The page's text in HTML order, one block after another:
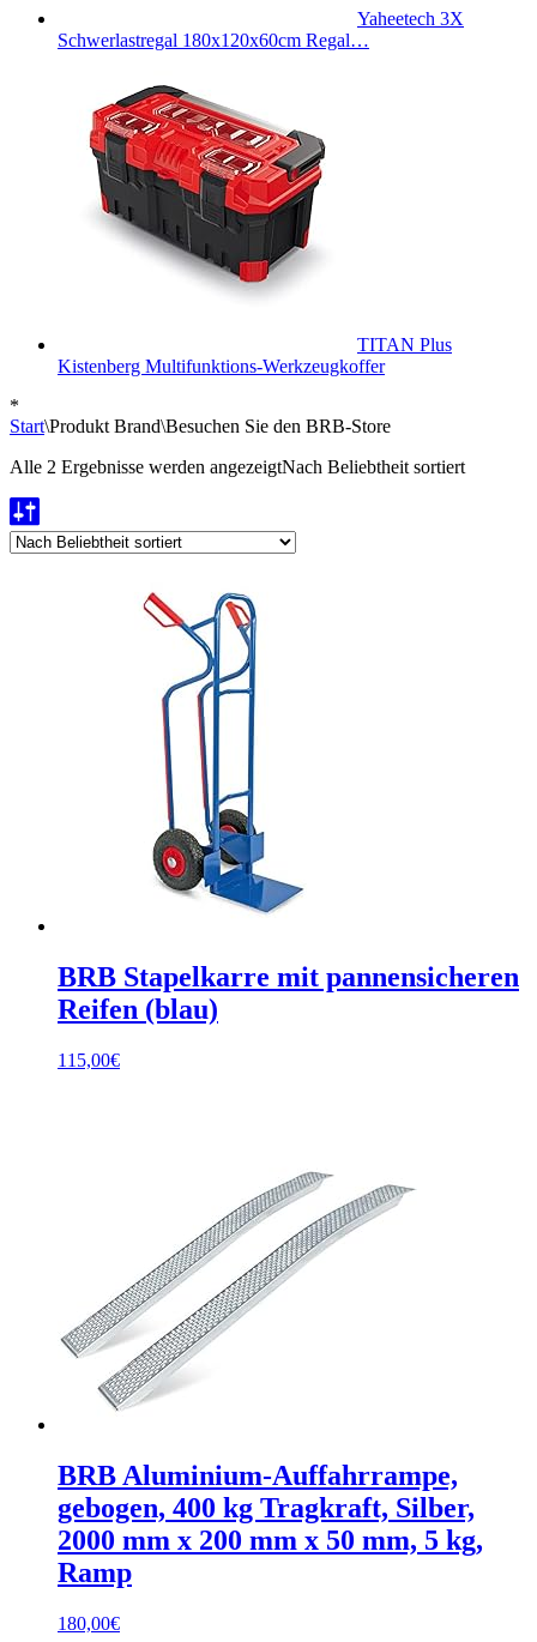
Yaheetech 3X
Schwerlastregal 180x120x60cm Regal…
TITAN Plus
Kistenberg Multifunktions-Werkzeugkoffer
*
Start\Produkt Brand\Besuchen Sie den BRB-Store
Alle 2 Ergebnisse werden angezeigtNach Beliebtheit sortiert
BRB Stapelkarre mit pannensicheren
Reifen (blau)
115,00€
BRB Aluminium-Auffahrrampe,
gebogen, 400 kg Tragkraft, Silber,
2000 mm x 200 mm x 50 mm, 5 kg,
Ramp
180,00€